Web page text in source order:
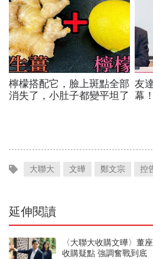
檸檬搭配它，臉上斑點全部
消失了，小肚子都變平坦了
友
幕
班
大聯大 文曄 鄭文宗 控
延伸閱讀
〈大聯大收購文曄〉董
收購疑點 強調奮戰到底